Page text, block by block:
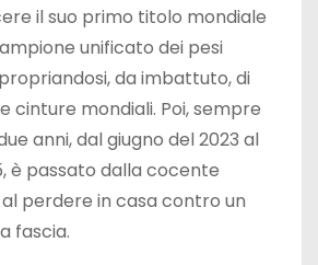
il suo primo titolo mondiale
unificato dei pesi
da imbattuto, di
cinture mondiali. Poi, sempre
anni, dal giugno del 2023 al
è passato dalla cocente
perdere in casa contro un
fascia.